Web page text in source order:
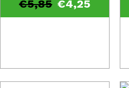
€4,25
€5,85